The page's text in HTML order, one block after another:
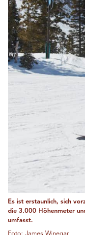
Es ist erstaunlich, sich
die 3.000 Höhenmeter
umfasst.